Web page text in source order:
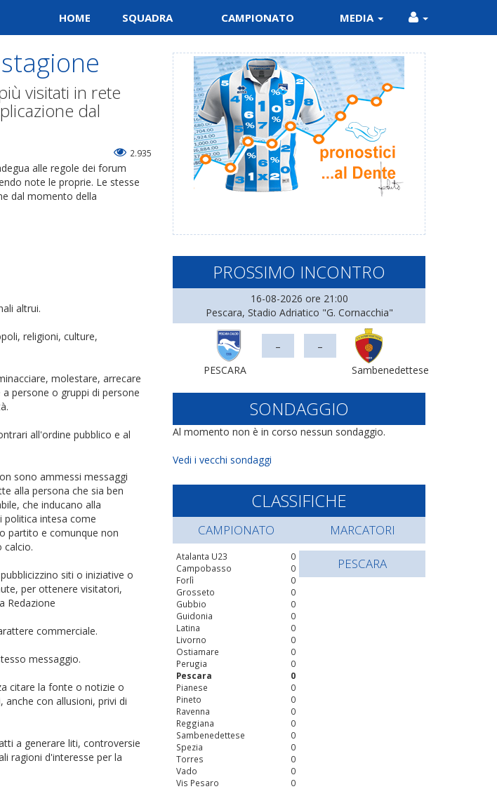
HOME SQUADRA CAMPIONATO MEDIA
visitati in rete
dal
2.935
alle regole dei forum
note le proprie. Le stesse
dal momento della
altrui.
religioni, culture,
molestare, arrecare
persone o gruppi di persone
all'ordine pubblico e al
sono ammessi messaggi
alla persona che sia ben
che inducano alla
politica intesa come
partito e comunque non
calcio.
siti o iniziative o
per ottenere visitatori,
Redazione
commerciale.
messaggio.
citare la fonte o notizie o
con allusioni, privi di
a generare liti, controversie
ragioni d'interesse per la
PROSSIMO INCONTRO
16-08-2026 ore 21:00
Pescara, Stadio Adriatico "G. Cornacchia"
PESCARA
- -
Sambenedettese
SONDAGGIO
Al momento non è in corso nessun sondaggio.
Vedi i vecchi sondaggi
CLASSIFICHE
CAMPIONATO
0
Atalanta U23
0
Campobasso
0
Forlì
0
Grosseto
0
Gubbio
0
Guidonia
0
Latina
0
Livorno
0
Ostiamare
0
Perugia
0
Pescara
0
Pianese
0
Pineto
0
Ravenna
0
Reggiana
0
Sambenedettese
0
Spezia
0
Torres
0
Vado
0
Vis Pesaro
MARCATORI
PESCARA